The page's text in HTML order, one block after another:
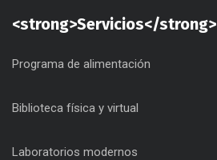
<strong>Servicios</strong>
Programa de alimentación
Biblioteca física y virtual
Laboratorios modernos